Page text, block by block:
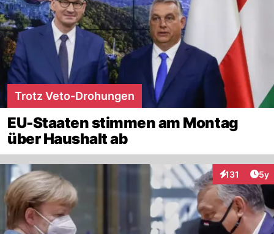
Trotz Veto-Drohungen
EU-Staaten stimmen am Montag
über Haushalt ab
131
Interaktionen
5y